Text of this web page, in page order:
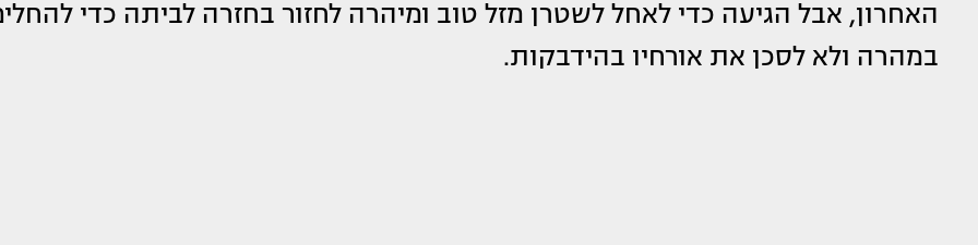
האחרון, אבל הגיעה כדי לאחל לשטרן מזל טוב ומיהרה לחזור בחזרה לביתה כדי
במהרה ולא לסכן את אורחיו בהידבקות.